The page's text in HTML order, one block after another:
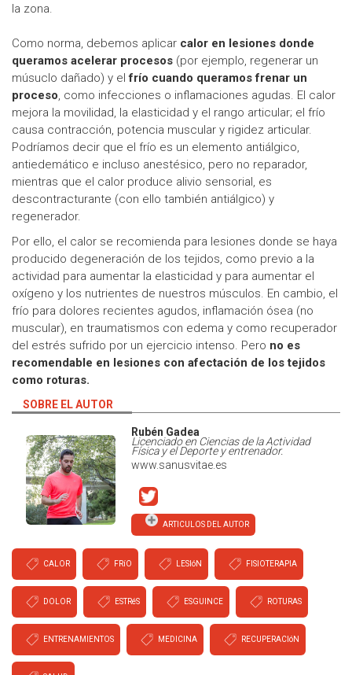
la zona.
Como norma, debemos aplicar calor en lesiones donde
queramos acelerar procesos (por ejemplo, regenerar un
músuclo dañado) y el frío cuando queramos frenar un
proceso, como infecciones o inflamaciones agudas. El calor
mejora la movilidad, la elasticidad y el rango articular; el frío
causa contracción, potencia muscular y rigidez articular.
Podríamos decir que el frío es un elemento antiálgico,
antiedemático e incluso anestésico, pero no reparador,
mientras que el calor produce alivio sensorial, es
descontracturante (con ello también antiálgico) y
regenerador.
Por ello, el calor se recomienda para lesiones donde se haya
producido degeneración de los tejidos, como previo a la
actividad para aumentar la elasticidad y para aumentar el
oxígeno y los nutrientes de nuestros músculos. En cambio, el
frío para dolores recientes agudos, inflamación ósea (no
muscular), en traumatismos con edema y como recuperador
del estrés sufrido por un ejercicio intenso. Pero no es
recomendable en lesiones con afectación de los tejidos
como roturas.
SOBRE EL AUTOR
Rubén Gadea
Licenciado en Ciencias de la Actividad
Física y el Deporte y entrenador.
www.sanusvitae.es
ARTICULOS DEL AUTOR
CALOR FRíO LESIóN FISIOTERAPIA
DOLOR ESTRéS ESGUINCE ROTURAS
ENTRENAMIENTOS MEDICINA RECUPERACIóN